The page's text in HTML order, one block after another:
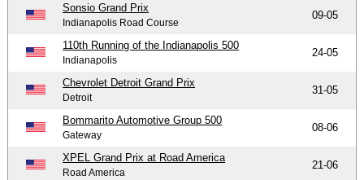
Sonsio Grand Prix
Indianapolis Road Course
09-05
110th Running of the Indianapolis 500
Indianapolis
24-05
Chevrolet Detroit Grand Prix
Detroit
31-05
Bommarito Automotive Group 500
Gateway
08-06
XPEL Grand Prix at Road America
Road America
21-06